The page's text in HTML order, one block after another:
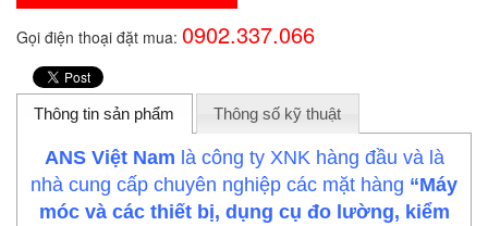
Gọi điện thoại đặt mua: 0902.337.066
Thông tin sản phẩm Thông số kỹ thuật
ANS Việt Nam là công ty XNK hàng đầu và là
nhà cung cấp chuyên nghiệp các mặt hàng “Máy
móc và các thiết bị, dụng cụ đo lường, kiểm